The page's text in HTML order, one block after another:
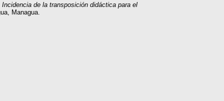
Incidencia de la transposición didáctica para el
Managua.